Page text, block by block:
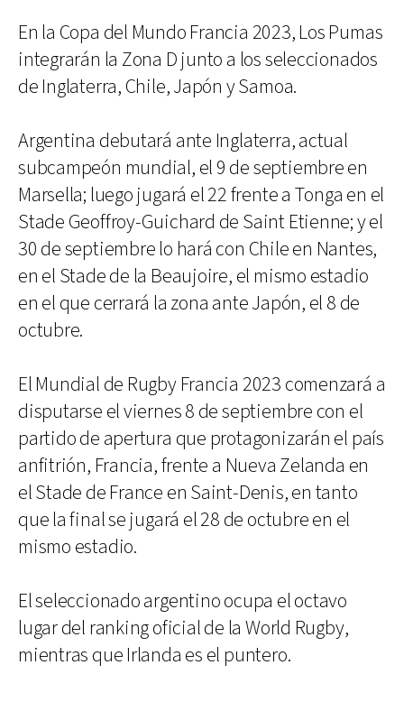
En la Copa del Mundo Francia 2023, Los Pumas
integrarán la Zona D junto a los seleccionados
de Inglaterra, Chile, Japón y Samoa.
Argentina debutará ante Inglaterra, actual
subcampeón mundial, el 9 de septiembre en
Marsella; luego jugará el 22 frente a Tonga en el
Stade Geoffroy-Guichard de Saint Etienne; y el
30 de septiembre lo hará con Chile en Nantes,
en el Stade de la Beaujoire, el mismo estadio
en el que cerrará la zona ante Japón, el 8 de
octubre.
El Mundial de Rugby Francia 2023 comenzará a
disputarse el viernes 8 de septiembre con el
partido de apertura que protagonizarán el país
anfitrión, Francia, frente a Nueva Zelanda en
el Stade de France en Saint-Denis, en tanto
que la final se jugará el 28 de octubre en el
mismo estadio.
El seleccionado argentino ocupa el octavo
lugar del ranking oficial de la World Rugby,
mientras que Irlanda es el puntero.